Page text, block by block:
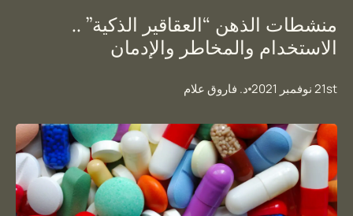
منشطات الذهن “العقاقير الذكية” ..
الاستخدام والمخاطر والإدمان
21st نوفمبر 2021 د. فاروق علام